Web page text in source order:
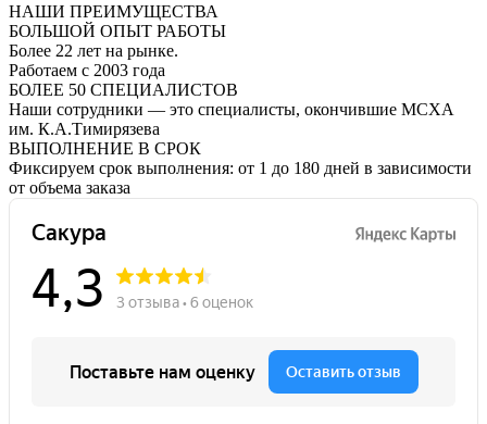
НАШИ ПРЕИМУЩЕСТВА
БОЛЬШОЙ ОПЫТ РАБОТЫ
Более 22 лет на рынке.
Работаем с 2003 года
БОЛЕЕ 50 СПЕЦИАЛИСТОВ
Наши сотрудники — это специалисты, окончившие МСХА
им. К.А.Тимирязева
ВЫПОЛНЕНИЕ В СРОК
Фиксируем срок выполнения: от 1 до 180 дней в зависимости
от объема заказа